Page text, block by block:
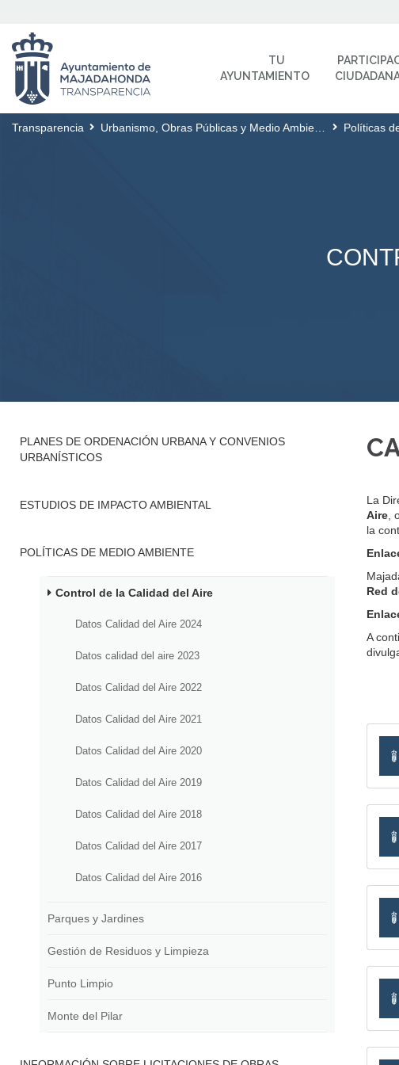
TU
AYUNTAMIENTO
Transparencia Urbanismo, Obras Públicas y Medio Ambiente Políticas
PLANES DE ORDENACIÓN URBANA Y CONVENIOS
URBANÍSTICOS
ESTUDIOS DE IMPACTO AMBIENTAL
POLÍTICAS DE MEDIO AMBIENTE
Control de la Calidad del Aire
Datos Calidad del Aire 2024
Datos calidad del aire 2023
Datos Calidad del Aire 2022
Datos Calidad del Aire 2021
Datos Calidad del Aire 2020
Datos Calidad del Aire 2019
Datos Calidad del Aire 2018
Datos Calidad del Aire 2017
Datos Calidad del Aire 2016
Parques y Jardines
Gestión de Residuos y Limpieza
Punto Limpio
Monte del Pilar
La
Aire,
la
Red
A